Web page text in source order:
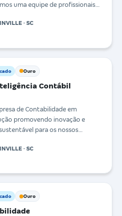
uma equipe de profissionais
· SC
Ouro
Contábil
de Contabilidade em
promovendo inovação e
para os nossos
· SC
Ouro